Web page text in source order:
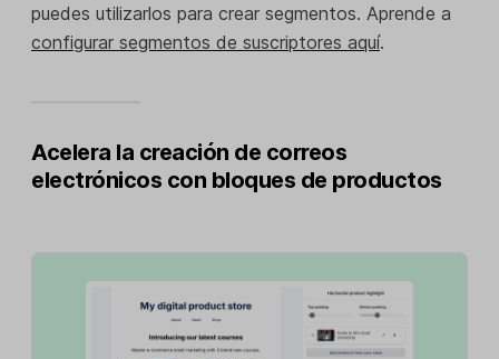
puedes utilizarlos para crear segmentos. Aprende a
configurar segmentos de suscriptores aquí.
Acelera la creación de correos
electrónicos con bloques de productos